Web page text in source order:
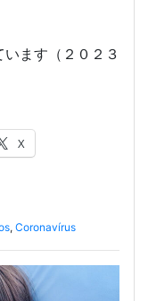
ます（２０２３
X
, Coronavírus